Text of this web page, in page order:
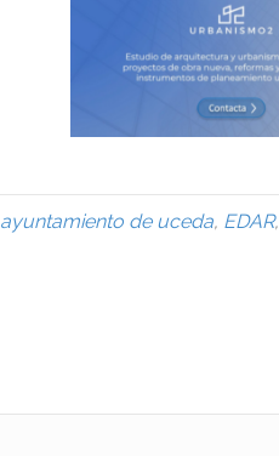
ayuntamiento de uceda, EDAR,